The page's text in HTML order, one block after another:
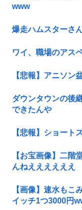
www
爆走ハムスターさ
ワイ、職場のアス
【悲報】アニソン
ダウンタウンの後
できたんや
【悲報】ショート
【お宝画像】二階
んねええええええ
【画像】速水もこ
イッチ1つ3000円